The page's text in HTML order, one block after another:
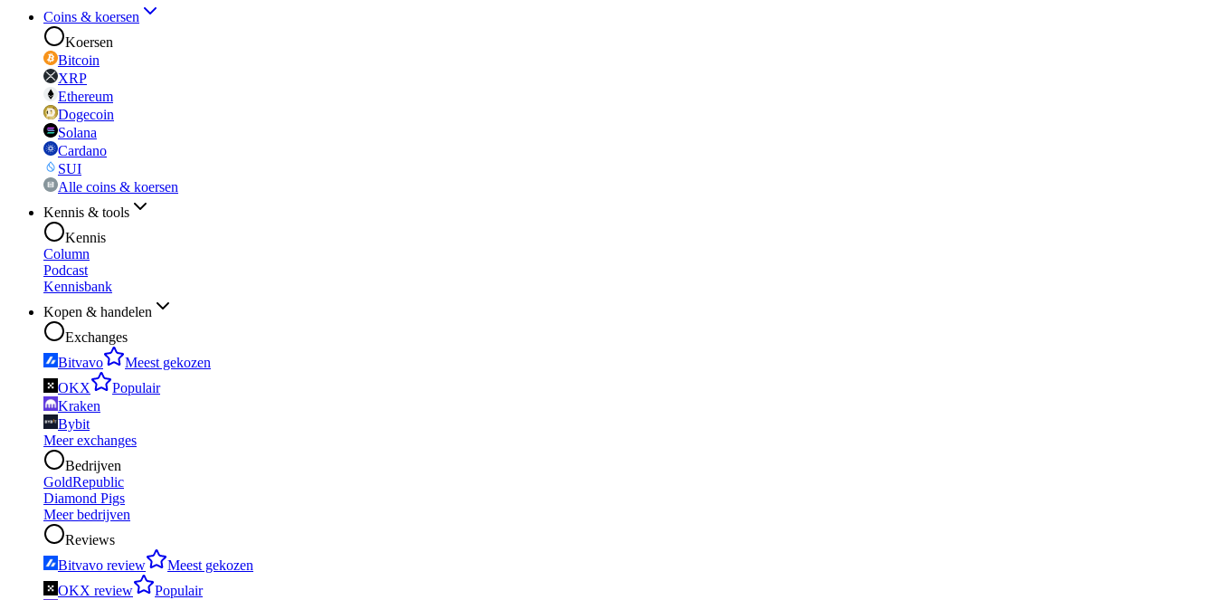
Coins & koersen
Koersen
Bitcoin
XRP
Ethereum
Dogecoin
Solana
Cardano
SUI
Alle coins & koersen
Kennis & tools
Kennis
Column
Podcast
Kennisbank
Kopen & handelen
Exchanges
Bitvavo
Meest gekozen
OKX
Populair
Kraken
Bybit
Meer exchanges
Bedrijven
GoldRepublic
Diamond Pigs
Meer bedrijven
Reviews
Bitvavo review
Meest gekozen
OKX review
Populair